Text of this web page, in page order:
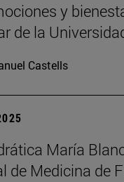
y
de la
Castells
María
de Medicina de